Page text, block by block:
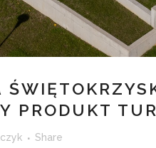
PRODUKT
Share